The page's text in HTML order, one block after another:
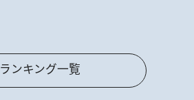
ランキング一覧